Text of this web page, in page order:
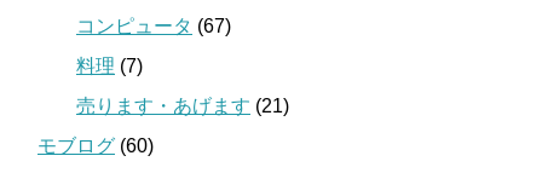
コンピュータ (67)
料理 (7)
売ります・あげます (21)
モブログ (60)